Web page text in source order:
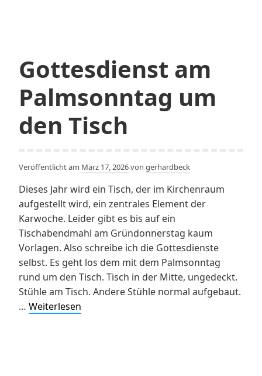
Gottesdienst am
Palmsonntag um
den Tisch
Veröffentlicht am März 17, 2026von gerhardbeck
Dieses Jahr wird ein Tisch, der im Kirchenraum
aufgestellt wird, ein zentrales Element der
Karwoche. Leider gibt es bis auf ein
Tischabendmahl am Gründonnerstag kaum
Vorlagen. Also schreibe ich die Gottesdienste
selbst. Es geht los dem mit dem Palmsonntag
rund um den Tisch. Tisch in der Mitte, ungedeckt.
Stühle am Tisch. Andere Stühle normal aufgebaut.
… Weiterlesen